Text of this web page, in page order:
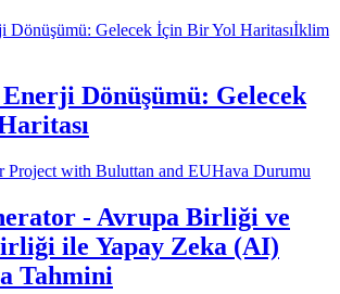
İklim
Dönüşümü: Gelecek
Hava Durumu
- Avrupa Birliği ve
ile Yapay Zeka (AI)
Tahmini